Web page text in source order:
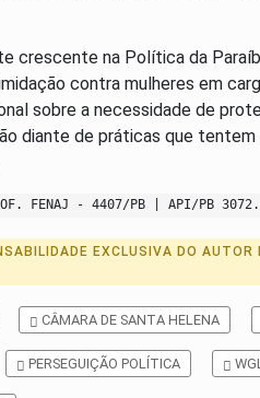
crescente na Política da
contra mulheres em
sobre a necessidade de
diante de práticas que
FENAJ - 4407/PB | API/PB 3072.
EXCLUSIVA DO AUTOR
CÂMARA DE SANTA HELENA
PERSEGUIÇÃO POLÍTICA